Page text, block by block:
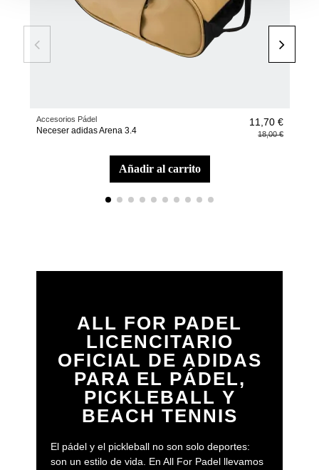
Accesorios Pádel
Neceser adidas Arena 3.4
11,70 €
18,00 €
añadir al carrito
ALL FOR PADEL
LICENCITARIO
OFICIAL DE ADIDAS
PARA EL PÁDEL,
PICKLEBALL Y
BEACH TENNIS
El pádel y el pickleball no son solo deportes:
son un estilo de vida. En All For Padel llevamos